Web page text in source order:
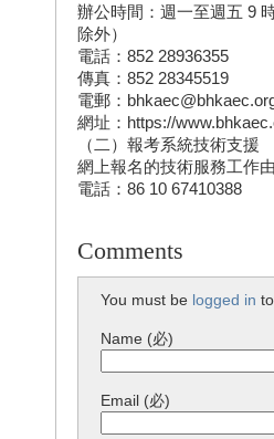
辦公時間：週一至週五 9
除外）
電話：852 28936355
傳真：852 28345519
電郵：
網址：https://
（二）報考系統技術支援
網上報名的技術服務工作
電話：86 10 67410388
Comments
You must be logged in
Name (必)
Email (必)